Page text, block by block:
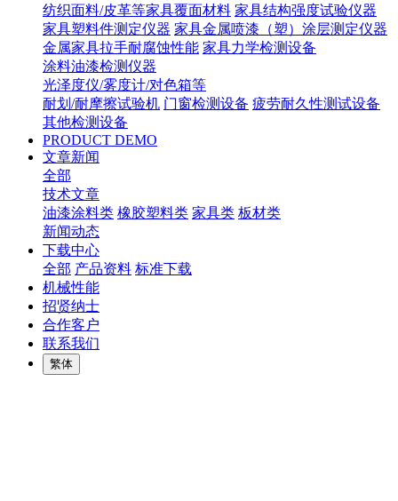
纺织面料/皮革等家具覆面材料 家具结构强度试验仪器
家具塑料件测定仪器 家具金属喷漆（塑）涂层测定仪器
金属家具拉手耐腐蚀性能 家具力学检测设备
涂料油漆检测仪器
光泽度仪/雾度计/对色箱等
耐划/耐摩擦试验机 门窗检测设备 疲劳耐久性测试设备
其他检测设备
PRODUCT DEMO
文章新闻
全部
技术文章
油漆涂料类 橡胶塑料类 家具类 板材类
新闻动态
下载中心
全部 产品资料 标准下载
机械性能
招贤纳士
合作客户
联系我们
繁体